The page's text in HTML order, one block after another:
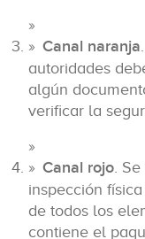
Canal naranja
autoridades
algún
verificar la
Canal rojo.
inspección
de todos los
contiene el